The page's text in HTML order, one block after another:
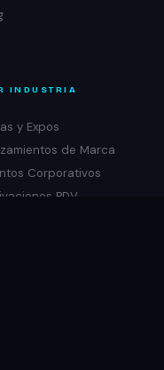
INDUSTRIA
y Expos
de Marca
Corporativos
PDV